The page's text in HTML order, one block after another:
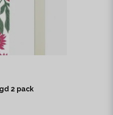
2 pack